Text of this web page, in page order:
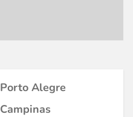
Porto Alegre
Campinas